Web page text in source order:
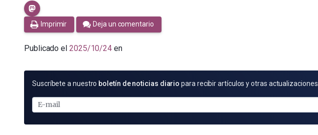
Imprimir Deja un comentario
Publicado el 2025/10/24 en
SUSCRÍBETE
E-
MAIL
Suscríbete a nuestro boletín de noticias diario para recibir artículos y otras actualizaciones.